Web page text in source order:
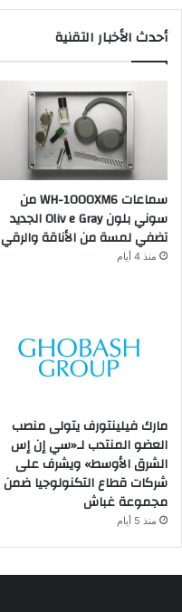
أحدث الأخبار التقنية
سماعات WH-1000XM6 من
سوني بلون Oliv e Gray الجديد
تضفي لمسة من الأناقة والرقي
منذ 4 أيام
مارك فيلينتورف يتولى منصب
العضو المنتدب لـ«سي إن إس
الشرق الأوسط» ويشرف على
شركات قطاع التكنولوجيا ضمن
مجموعة غباش
منذ 5 أيام